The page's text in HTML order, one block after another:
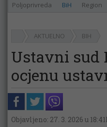
Poljoprivreda BiH Region
AKTUELNO BIH
Ustavni sud
ocjenu
Objavljeno: 27. 3. 2026 u